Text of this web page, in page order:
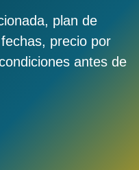
plan de
precio por
antes de